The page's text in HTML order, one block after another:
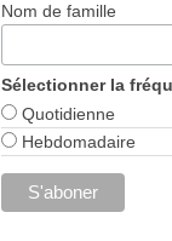
Nom de famille
Sélectionner la
Quotidienne
Hebdomadaire